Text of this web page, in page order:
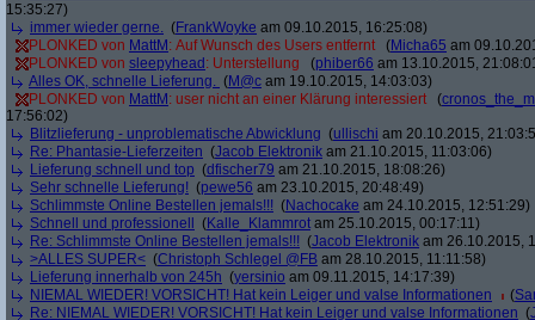
15:35:27)
immer wieder gerne. (FrankWoyke am 09.10.2015, 16:25:08)
PLONKED von MattM : Auf Wunsch des Users entfernt (Micha65 am
PLONKED von sleepyhead : Unterstellung (phiber66 am 13.10.2015,
Alles OK, schnelle Lieferung. (M@c am 19.10.2015, 14:03:03)
PLONKED von MattM : user nicht an einer Klärung interessiert (
17:56:02)
Blitzlieferung - unproblematische Abwicklung (ullischi am 20.10.2015,
Re: Phantasie-Lieferzeiten (Jacob Elektronik am 21.10.2015, 11:03:06)
Lieferung schnell und top (dfischer79 am 21.10.2015, 18:08:26)
Sehr schnelle Lieferung! (pewe56 am 23.10.2015, 20:48:49)
Schlimmste Online Bestellen jemals!!! (Nachocake am 24.10.2015, 12:51:29)
Schnell und professionell
(Kalle_Klammrot am 25.10.2015, 00:17:11)
Re: Schlimmste Online Bestellen jemals!!! (Jacob Elektronik am 26.10.2015,
>ALLES SUPER< (Christoph Schlegel @FB am 28.10.2015, 11:11:58)
Lieferung innerhalb von 245h (yersinio am 09.11.2015, 14:17:39)
NIEMAL WIEDER! VORSICHT! Hat kein Leiger und valse Informationen
(
Re: NIEMAL WIEDER! VORSICHT! Hat kein Leiger und valse Informationen (